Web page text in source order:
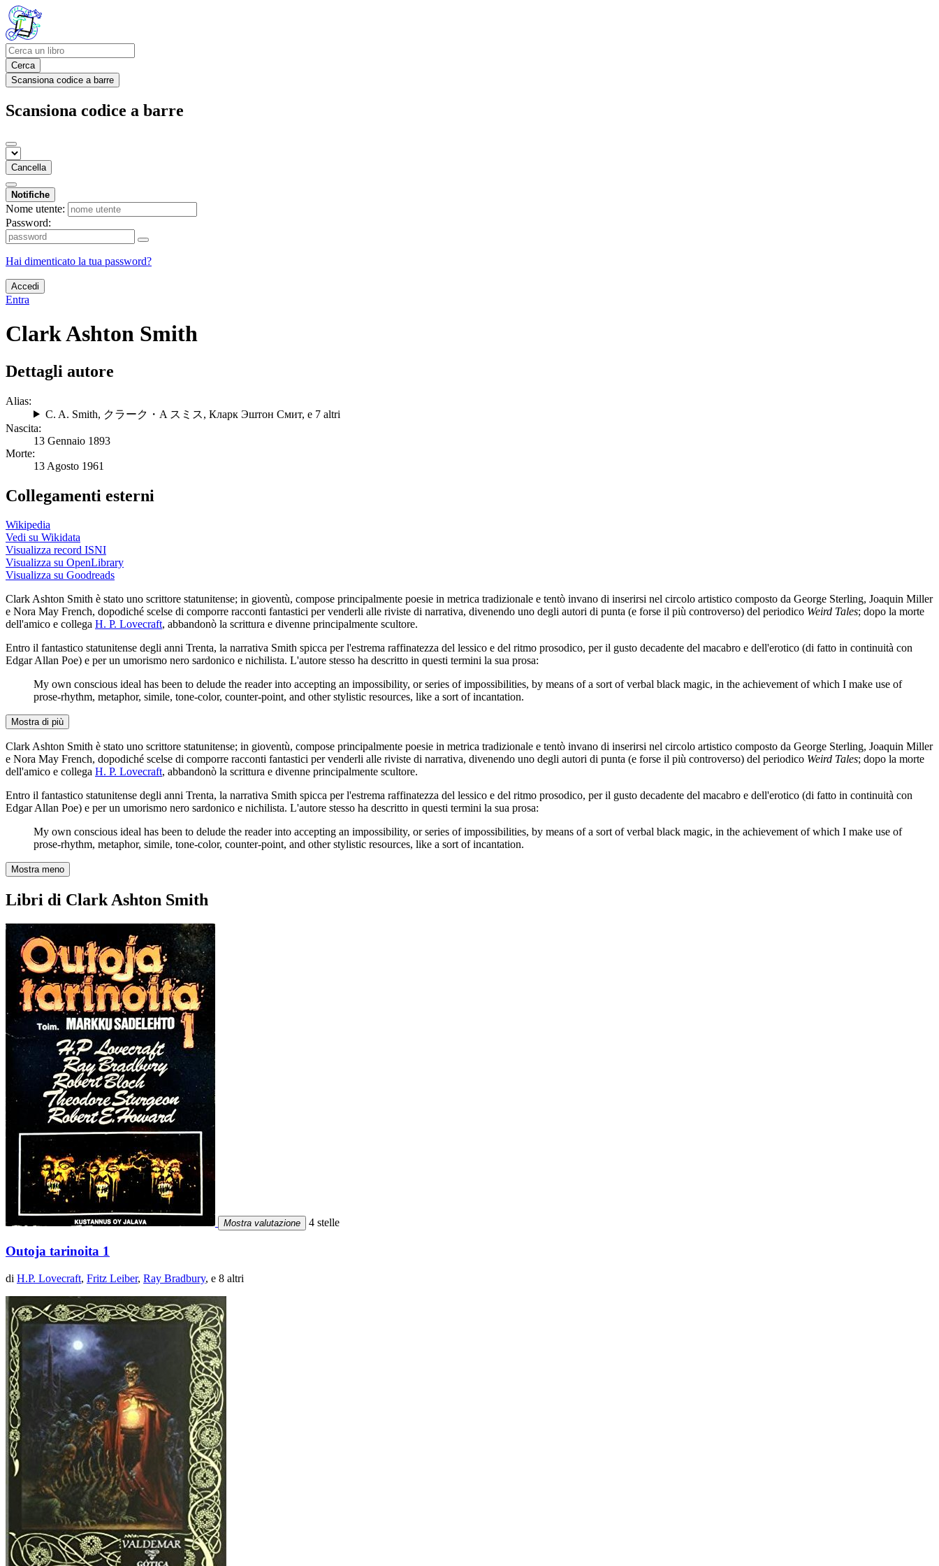
Cerca
Scansiona codice a barre
Scansiona codice a barre
Cancella
Notifiche
Nome utente:
Password:
Hai dimenticato la tua password?
Accedi
Entra
Clark Ashton Smith
Dettagli autore
Alias:
C. A. Smith, クラーク・A スミス, Кларк Эштон Смит, e 7 altri
Nascita:
13 Gennaio 1893
Morte:
13 Agosto 1961
Collegamenti esterni
Wikipedia
Vedi su Wikidata
Visualizza record ISNI
Visualizza su OpenLibrary
Visualizza su Goodreads
Clark Ashton Smith è stato uno scrittore statunitense; in gioventù, compose principalmente poesie in metrica tradizionale e tentò invano di inserirsi nel circolo artistico composto da George Sterling, Joaquin Miller
e Nora May French, dopodiché scelse di comporre racconti fantastici per venderli alle riviste di narrativa, divenendo uno degli autori di punta (e forse il più controverso) del periodico Weird Tales; dopo la morte
dell'amico e collega H. P. Lovecraft, abbandonò la scrittura e divenne principalmente scultore.
Entro il fantastico statunitense degli anni Trenta, la narrativa Smith spicca per l'estrema raffinatezza del lessico e del ritmo prosodico, per il gusto decadente del macabro e dell'erotico (di fatto in continuità con
Edgar Allan Poe) e per un umorismo nero sardonico e nichilista. L'autore stesso ha descritto in questi termini la sua prosa:
My own conscious ideal has been to delude the reader into accepting an impossibility, or series of impossibilities, by means of a sort of verbal black magic, in the achievement of which I make use of
prose-rhythm, metaphor, simile, tone-color, counter-point, and other stylistic resources, like a sort of incantation.
Mostra di più
Clark Ashton Smith è stato uno scrittore statunitense; in gioventù, compose principalmente poesie in metrica tradizionale e tentò invano di inserirsi nel circolo artistico composto da George Sterling, Joaquin Miller
e Nora May French, dopodiché scelse di comporre racconti fantastici per venderli alle riviste di narrativa, divenendo uno degli autori di punta (e forse il più controverso) del periodico Weird Tales; dopo la morte
dell'amico e collega H. P. Lovecraft, abbandonò la scrittura e divenne principalmente scultore.
Entro il fantastico statunitense degli anni Trenta, la narrativa Smith spicca per l'estrema raffinatezza del lessico e del ritmo prosodico, per il gusto decadente del macabro e dell'erotico (di fatto in continuità con
Edgar Allan Poe) e per un umorismo nero sardonico e nichilista. L'autore stesso ha descritto in questi termini la sua prosa:
My own conscious ideal has been to delude the reader into accepting an impossibility, or series of impossibilities, by means of a sort of verbal black magic, in the achievement of which I make use of
prose-rhythm, metaphor, simile, tone-color, counter-point, and other stylistic resources, like a sort of incantation.
Mostra meno
Libri di Clark Ashton Smith
Mostra valutazione 4 stelle
Outoja tarinoita 1
di H.P. Lovecraft, Fritz Leiber, Ray Bradbury, e 8 altri